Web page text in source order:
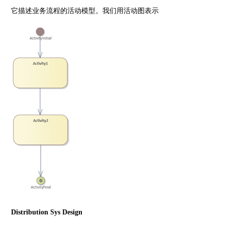
它描述业务流程的活动模型。我们用活动图表示
Distribution Sys Design